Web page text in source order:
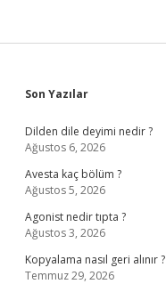
Sidebar
Son Yazılar
Dilden dile deyimi nedir ?
Ağustos 6, 2026
Avesta kaç bölüm ?
Ağustos 5, 2026
Agonist nedir tıpta ?
Ağustos 3, 2026
Kopyalama nasıl geri alınır ?
Temmuz 29, 2026